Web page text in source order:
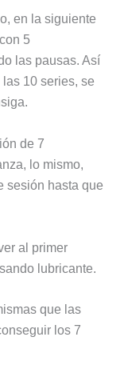
en la siguiente
5
las pausas. Así
10 series, se
de 7
lo mismo,
sesión hasta que
al primer
lubricante.
que las
los 7